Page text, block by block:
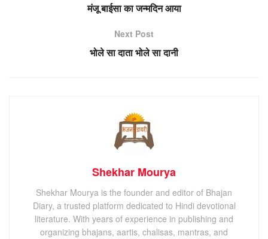
मंजू बाईसा का जन्मदिन आया
Next Post
भोले सा दाता भोले सा दानी
Shekhar Mourya
Shekhar Mourya is the founder and editor of Bhajan
Diary, a trusted platform dedicated to Hindi devotional
literature. With years of experience in publishing and
organizing bhajans, aartis, chalisas, mantras, and